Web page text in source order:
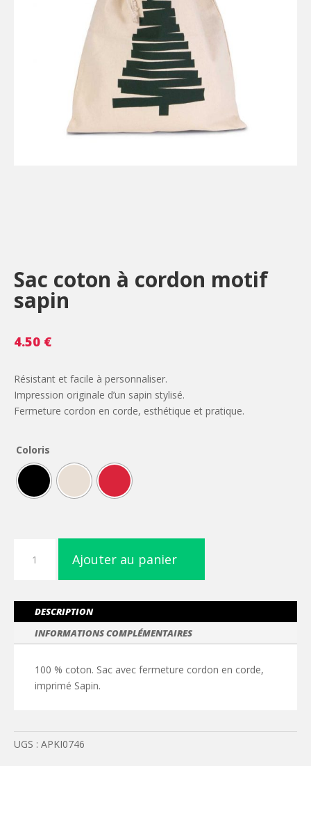
Sac coton à cordon motif
sapin
4.50 €
Résistant et facile à personnaliser.
Impression originale d’un sapin stylisé.
Fermeture cordon en corde, esthétique et pratique.
Coloris
cordon
motif
Ajouter au panier
DESCRIPTION
INFORMATIONS COMPLÉMENTAIRES
100 % coton. Sac avec fermeture cordon en corde,
imprimé Sapin.
UGS : APKI0746